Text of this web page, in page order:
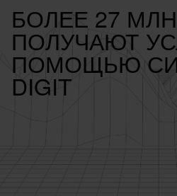
БОЛЕЕ 27
ПОЛУЧАЮТ
ПОМОЩЬЮ
DIGIT